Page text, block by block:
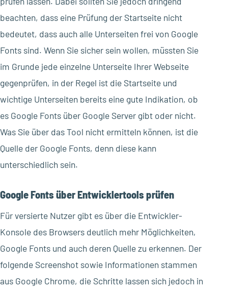
beachten, dass eine Prüfung der Startseite nicht
bedeutet, dass auch alle Unterseiten frei von Google
Fonts sind. Wenn Sie sicher sein wollen, müssten Sie
im Grunde jede einzelne Unterseite Ihrer Webseite
gegenprüfen, in der Regel ist die Startseite und
wichtige Unterseiten bereits eine gute Indikation, ob
es Google Fonts über Google Server gibt oder nicht.
Was Sie über das Tool nicht ermitteln können, ist die
Quelle der Google Fonts, denn diese kann
unterschiedlich sein.
Google Fonts über Entwicklertools prüfen
Für versierte Nutzer gibt es über die Entwickler-
Konsole des Browsers deutlich mehr Möglichkeiten,
Google Fonts und auch deren Quelle zu erkennen. Der
folgende Screenshot sowie Informationen stammen
aus Google Chrome, die Schritte lassen sich jedoch in